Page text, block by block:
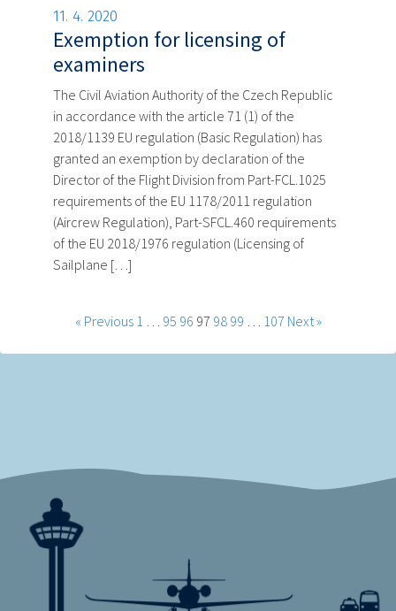
11. 4. 2020
Exemption for licensing of
examiners
The Civil Aviation Authority of the Czech Republic
in accordance with the article 71 (1) of the
2018/1139 EU regulation (Basic Regulation) has
granted an exemption by declaration of the
Director of the Flight Division from Part-FCL.1025
requirements of the EU 1178/2011 regulation
(Aircrew Regulation), Part-SFCL.460 requirements
of the EU 2018/1976 regulation (Licensing of
Sailplane […]
« Previous 1 … 95 96 97 98 99 … 107 Next »